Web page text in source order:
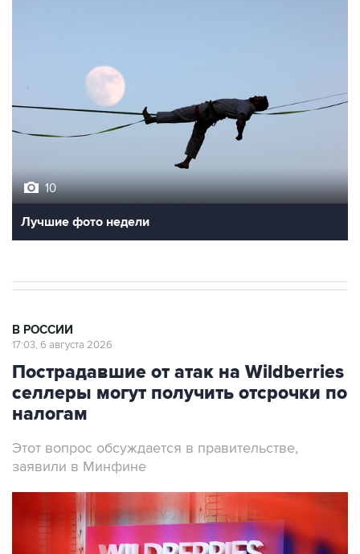
10
Лучшие фото недели
В РОССИИ
17:03, 6 августа 2026
Пострадавшие от атак на Wildberries
селлеры могут получить отсрочки по
налогам
Этот вопрос обсуждается в правительстве,
заявили в Минфине